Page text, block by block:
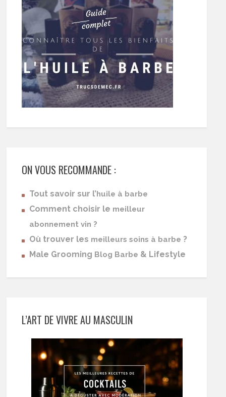
ON VOUS RECOMMANDE :
Tout savoir sur l’huile à barbe
Comment choisir le meilleur
abonnement vin ?
Où trouver les meilleurs soins à barbe ?
Male Grooming Blog Barbe & Lifestyle
L’ART DE VIVRE AU MASCULIN